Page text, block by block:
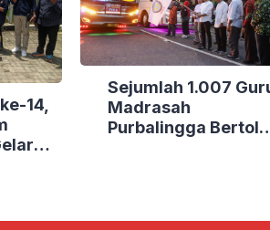
14,
Sejumlah 1.007
Madrasah
Purbalingga